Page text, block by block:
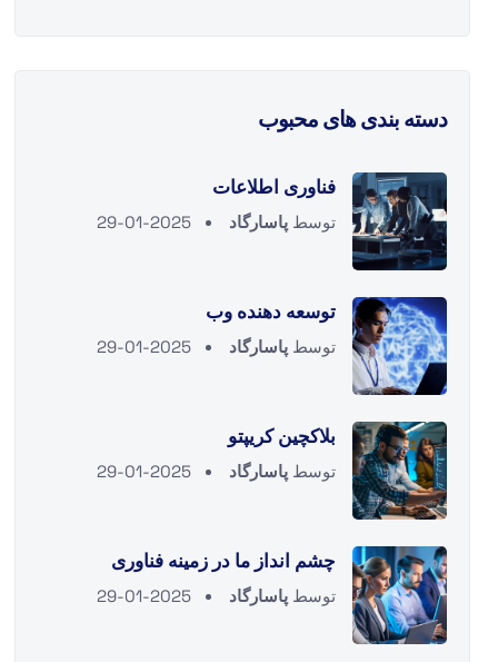
دسته بندی های محبوب
فناوری اطلاعات
توسط پاسارگاد
توسعه دهنده وب
توسط پاسارگاد
بلاکچین کریپتو
توسط پاسارگاد
چشم انداز ما در زمینه فناوری
توسط پاسارگاد